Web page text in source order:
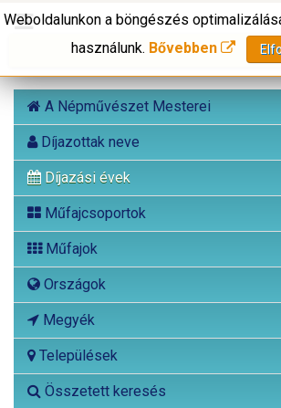
A Népművészet Mesterei
Díjazottak neve
Díjazási évek
Műfajcsoportok
Műfajok
Országok
Megyék
Települések
Összetett keresés
Weboldalunkon a böngészés
használunk. Bővebben